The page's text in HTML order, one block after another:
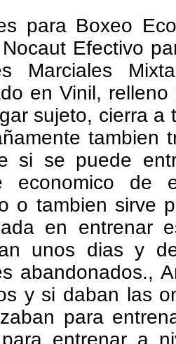
para Boxeo
Efectivo
Marciales
en Vinil,
sujeto, cierra a
tambien
si se puede
economico de
o tambien sirve
en entrenar
unos dias y
abandonados.,
y si daban las
para
entrenar a